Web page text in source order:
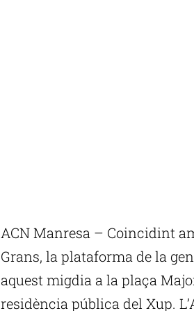
ACN Manresa – Coincidint
Grans, la plataforma de la
aquest migdia a la plaça
residència pública del Xup.